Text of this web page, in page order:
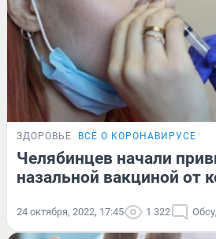
ЗДОРОВЬЕ ВСЁ О КОРОНАВИРУСЕ
Челябинцев начали
назальной вакциной от
24 октября, 2022, 17:45 1 322